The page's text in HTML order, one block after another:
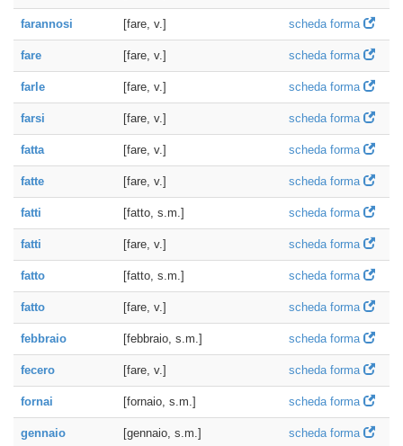
farannosi [fare, v.] scheda forma
fare [fare, v.] scheda forma
farle [fare, v.] scheda forma
farsi [fare, v.] scheda forma
fatta [fare, v.] scheda forma
fatte [fare, v.] scheda forma
fatti [fatto, s.m.] scheda forma
fatti [fare, v.] scheda forma
fatto [fatto, s.m.] scheda forma
fatto [fare, v.] scheda forma
febbraio [febbraio, s.m.] scheda forma
fecero [fare, v.] scheda forma
fornai [fornaio, s.m.] scheda forma
gennaio [gennaio, s.m.] scheda forma